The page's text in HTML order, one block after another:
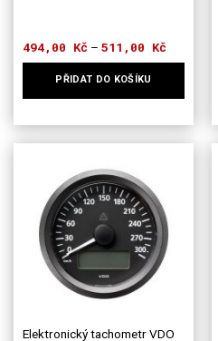
494,00 Kč – 511,00 KčRozpětí
PŘIDAT DO KOŠÍKU
produkt
má
variant.
Možnosti
vybrat
stránce
Elektronický tachometr VDO